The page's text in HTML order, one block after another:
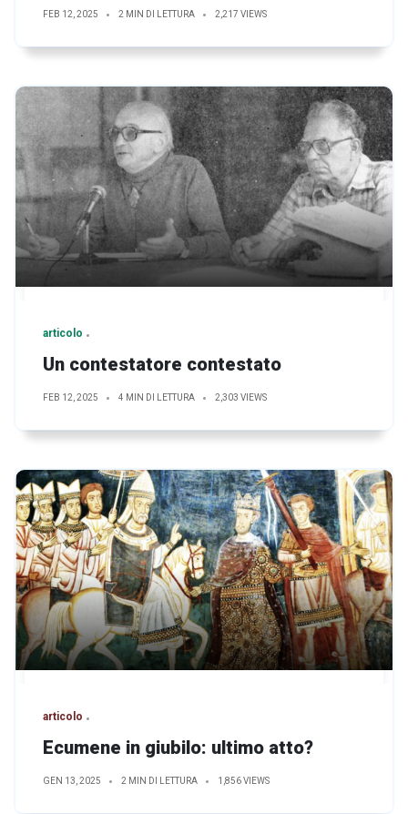
FEB 12, 2025 2 MIN DI LETTURA 2,217 VIEWS
articolo
Un contestatore contestato
FEB 12, 2025 4 MIN DI LETTURA 2,303 VIEWS
articolo
Ecumene in giubilo: ultimo atto?
GEN 13, 2025 2 MIN DI LETTURA 1,856 VIEWS